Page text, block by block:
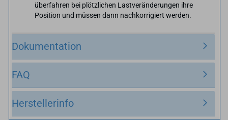
überfahren bei plötzlichen Lastveränderungen ihre
Position und müssen dann nachkorrigiert werden.
Dokumentation
FAQ
Herstellerinfo